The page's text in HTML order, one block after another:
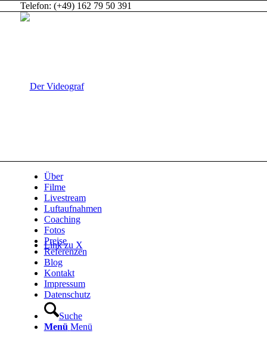
Telefon: (+49) 162 79 50 391
Link zu X
Über
Filme
Livestream
Luftaufnahmen
Coaching
Fotos
Preise
Referenzen
Blog
Kontakt
Impressum
Datenschutz
Suche
Menü Menü